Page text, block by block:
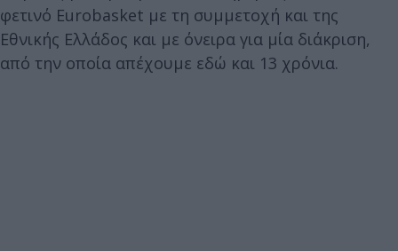
φετινό Eurobasket με τη συμμετοχή και της
Εθνικής Ελλάδος και με όνειρα για μία διάκριση,
από την οποία απέχουμε εδώ και 13 χρόνια.